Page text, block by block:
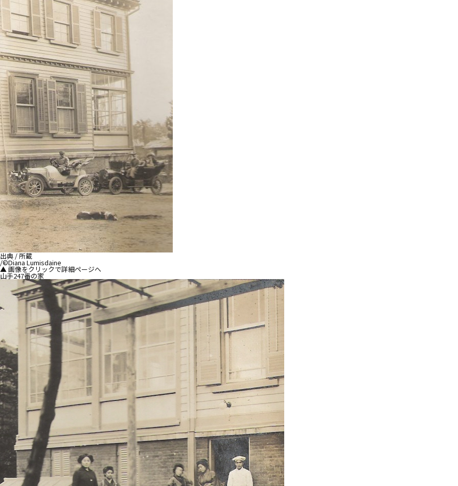
出典 / 所蔵
/©Diana Lumisdaine
▲ 画像をクリックで詳細ページへ
山手247番の家